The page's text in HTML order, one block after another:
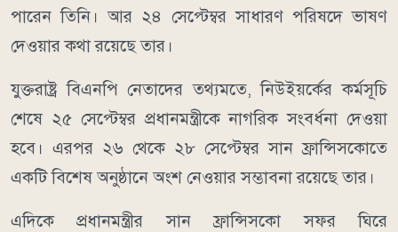
পারেন তিনি। আর ২৪ সেপ্টেম্বর সাধারণ পরিষদে ভাষণ
দেওয়ার কথা রয়েছে তার।
যুক্তরাষ্ট্র বিএনপি নেতাদের তথ্যমতে, নিউইয়র্কের কর্মসূচি
শেষে ২৫ সেপ্টেম্বর প্রধানমন্ত্রীকে নাগরিক সংবর্ধনা দেওয়া
হবে। এরপর ২৬ থেকে ২৮ সেপ্টেম্বর সান ফ্রান্সিসকোতে
একটি বিশেষ অনুষ্ঠানে অংশ নেওয়ার সম্ভাবনা রয়েছে তার।
এদিকে প্রধানমন্ত্রীর সান ফ্রান্সিসকো সফর ঘিরে